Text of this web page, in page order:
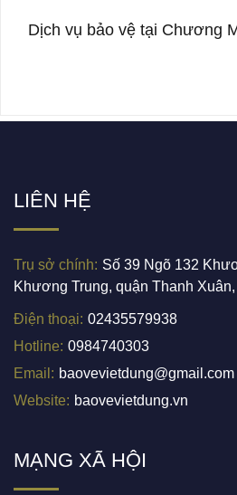
Dịch vụ bảo vệ tại Chương
LIÊN HỆ
Trụ sở chính: Số 39 Ngõ 132
Khương Trung, quận Thanh
Điện thoại: 02435579938
Hotline: 0984740303
Email: baovevietdung@gmail.com
Website: baovevietdung.vn
MẠNG XÃ HỘI